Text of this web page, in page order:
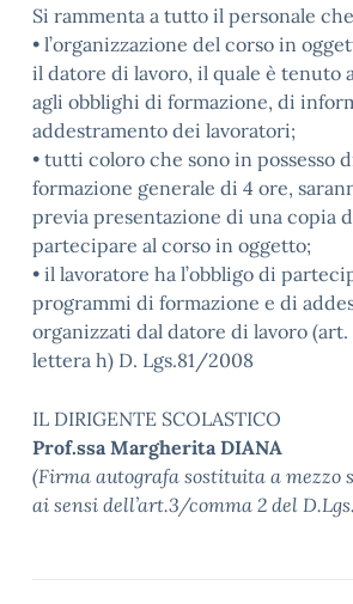
Si rammenta a tutto il personale
• l’organizzazione del corso in
il datore di lavoro, il quale è tenuto
agli obblighi di formazione, di
addestramento dei lavoratori;
• tutti coloro che sono in possesso
formazione generale di 4 ore,
previa presentazione di una copia
partecipare al corso in oggetto;
• il lavoratore ha l’obbligo di
programmi di formazione e di
organizzati dal datore di lavoro (art.
lettera h) D. Lgs.81/2008
IL DIRIGENTE SCOLASTICO
Prof.ssa Margherita DIANA
(Firma autografa sostituita a mezzo
ai sensi dell’art.3/comma 2 del